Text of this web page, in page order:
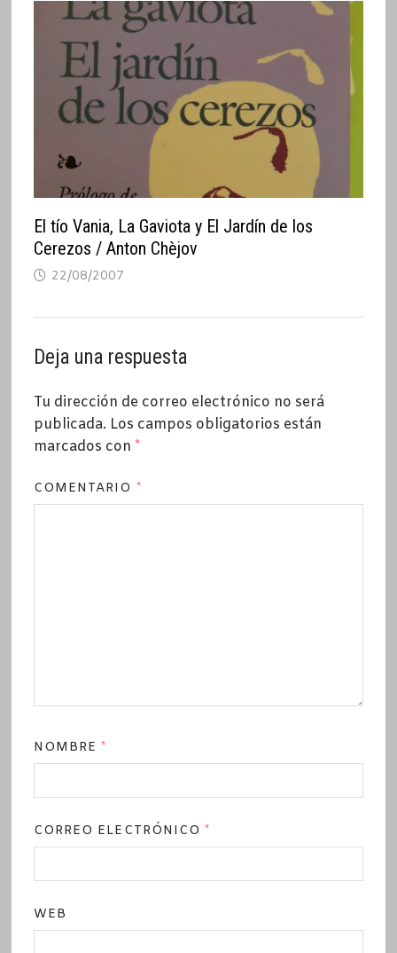
El tío Vania, La Gaviota y El Jardín de los
Cerezos / Anton Chèjov
22/08/2007
Deja una respuesta
Tu dirección de correo electrónico no será
publicada. Los campos obligatorios están
marcados con *
COMENTARIO *
NOMBRE*
CORREO ELECTRÓNICO*
WEB